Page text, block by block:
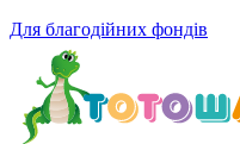
Для благодійних фондів